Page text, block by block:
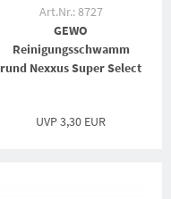
Art.Nr.: 8727
GEWO
Reinigungsschwamm
rund Nexxus Super Select
UVP3,30 EUR